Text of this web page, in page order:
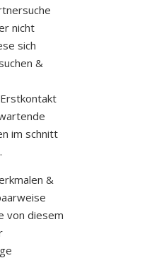
nicht
sich
&
im schnitt
&
von diesem